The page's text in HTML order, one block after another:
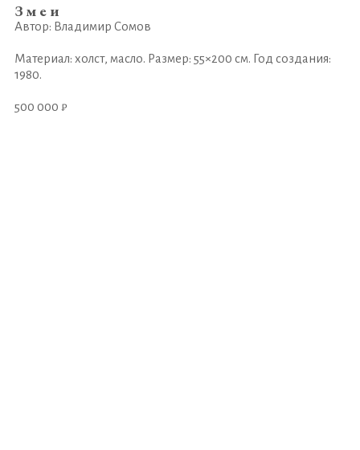
Змеи
Автор: Владимир Сомов
Материал: холст, масло. Размер: 55×200 см. Год создания:
1980.
500 000 ₽